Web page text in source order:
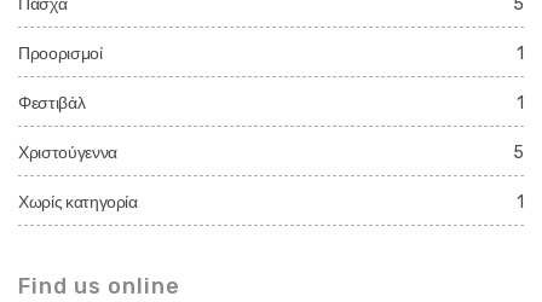
Πάσχα 5
Προορισμοί 1
Φεστιβάλ 1
Χριστούγεννα 5
Χωρίς κατηγορία 1
Find us online